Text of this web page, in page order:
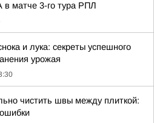
матче 3-го тура РПЛ
и лука: секреты успешного
урожая
чистить швы между плиткой: